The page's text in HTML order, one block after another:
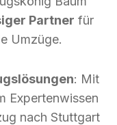
Partner für
Umzüge.
: Mit
Expertenwissen
nach Stuttgart